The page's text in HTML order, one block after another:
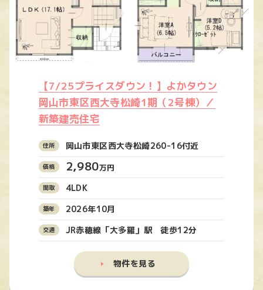
【7/25プライスダウン！】よかタウン
岡山市東区西大寺松崎1期（2号棟）／
新築建売住宅
岡山市東区西大寺松崎260-16付近
2,980万円
4LDK
2026年10月
JR赤穂線「大多羅」駅 徒歩12分
物件を見る